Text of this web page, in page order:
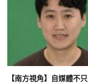
【南方視角】自媒體